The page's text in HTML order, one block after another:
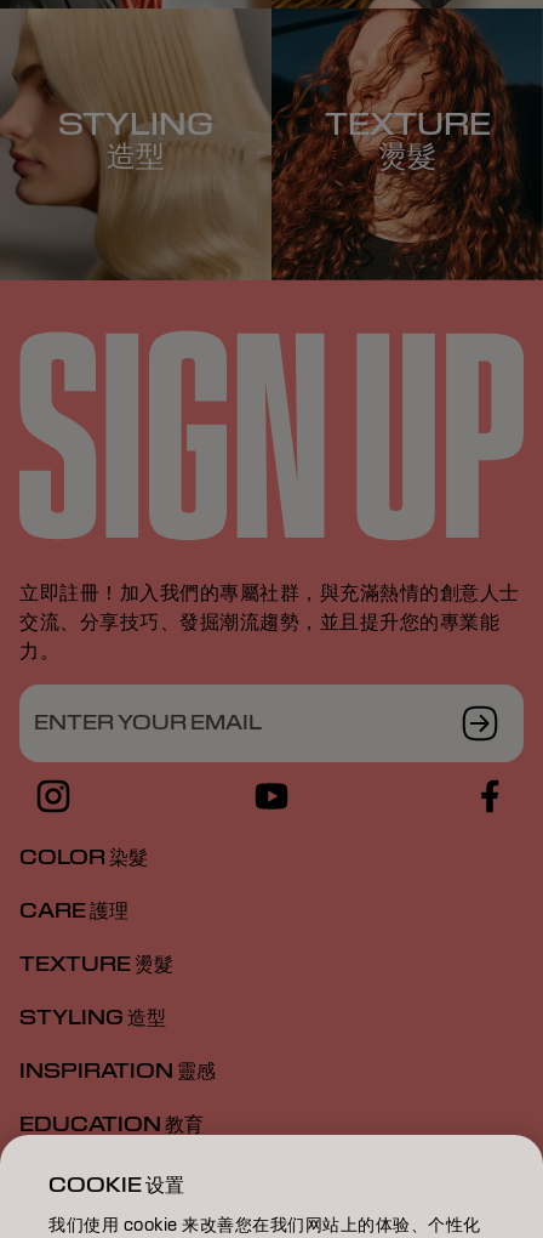
STYLING
造型
TEXTURE
燙髮
立即註冊！加入我們的專屬社群，與充滿熱情的創意人士
交流、分享技巧、發掘潮流趨勢，並且提升您的專業能
力。
ENTER YOUR EMAIL
COLOR 染髮
CARE 護理
TEXTURE 燙髮
STYLING 造型
INSPIRATION 靈感
EDUCATION 教育
ABOUT 關於我們
SALON FINDER 搜尋髮廊
COOKIE 设置
我们使用 cookie 来改善您在我们网站上的体验、个性化